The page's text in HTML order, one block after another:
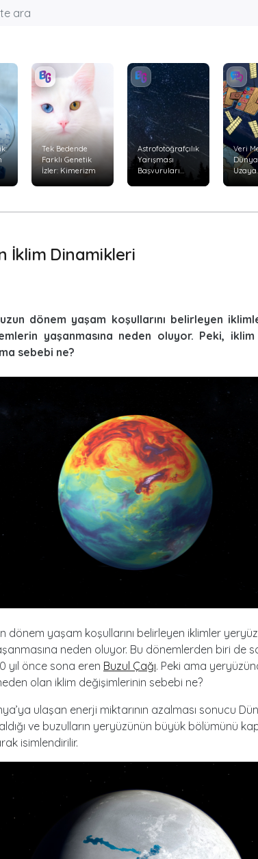
Tek Bedende
Farklı Genetik
İzler: Kimerizm
Astrofotoğrafçılık
Yarışması
Başvuruları
Veri
Uzaya
İklim Dinamikleri
uzun dönem yaşam koşullarını belirleyen
yaşanmasına neden oluyor. Peki,
sebebi ne?
dönem yaşam koşullarını belirleyen iklimler
neden oluyor. Bu dönemlerden biri de
yıl önce sona eren Buzul Çağı. Peki ama
olan iklim değişimlerinin sebebi ne?
ulaşan enerji miktarının azalması sonucu
ve buzulların yeryüzünün büyük bölümünü
isimlendirilir.